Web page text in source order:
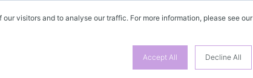
visitors and to analyse our traffic. For more information, please see our
Accept All Decline All